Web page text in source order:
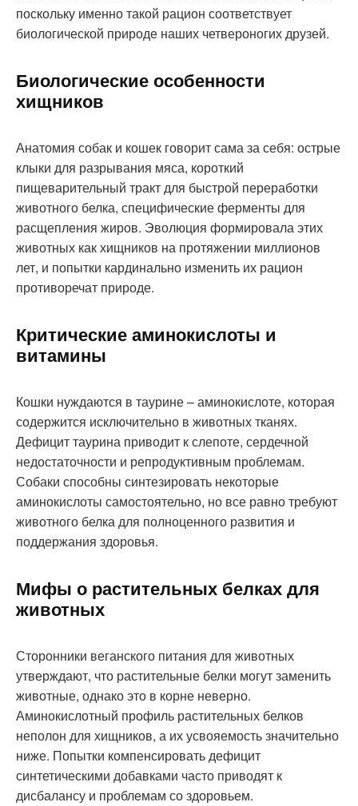
поскольку именно такой рацион соответствует
биологической природе наших четвероногих друзей.
Биологические особенности
хищников
Анатомия собак и кошек говорит сама за себя: острые
клыки для разрывания мяса, короткий
пищеварительный тракт для быстрой переработки
животного белка, специфические ферменты для
расщепления жиров. Эволюция формировала этих
животных как хищников на протяжении миллионов
лет, и попытки кардинально изменить их рацион
противоречат природе.
Критические аминокислоты и
витамины
Кошки нуждаются в таурине – аминокислоте, которая
содержится исключительно в животных тканях.
Дефицит таурина приводит к слепоте, сердечной
недостаточности и репродуктивным проблемам.
Собаки способны синтезировать некоторые
аминокислоты самостоятельно, но все равно требуют
животного белка для полноценного развития и
поддержания здоровья.
Мифы о растительных белках для
животных
Сторонники веганского питания для животных
утверждают, что растительные белки могут заменить
животные, однако это в корне неверно.
Аминокислотный профиль растительных белков
неполон для хищников, а их усвояемость значительно
ниже. Попытки компенсировать дефицит
синтетическими добавками часто приводят к
дисбалансу и проблемам со здоровьем.